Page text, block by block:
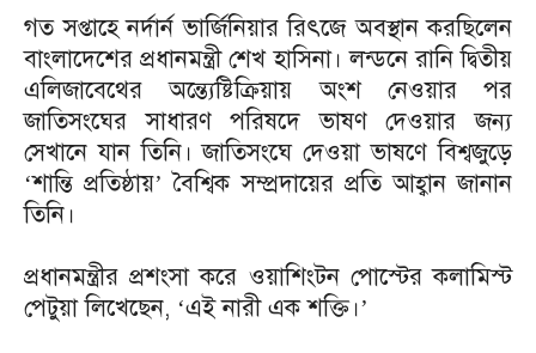
গত সপ্তাহে নর্দার্ন ভার্জিনিয়ার রিৎজে অবস্থান করছিলেন
বাংলাদেশের প্রধানমন্ত্রী শেখ হাসিনা। লন্ডনে রানি দ্বিতীয়
এলিজাবেথের অন্ত্যেষ্টিক্রিয়ায় অংশ নেওয়ার পর
জাতিসংঘের সাধারণ পরিষদে ভাষণ দেওয়ার জন্য
সেখানে যান তিনি। জাতিসংঘে দেওয়া ভাষণে বিশ্বজুড়ে
‘শান্তি প্রতিষ্ঠায়’ বৈশ্বিক সম্প্রদায়ের প্রতি আহ্বান জানান
তিনি।
প্রধানমন্ত্রীর প্রশংসা করে ওয়াশিংটন পোস্টের কলামিস্ট
পেটুয়া লিখেছেন, ‘এই নারী এক শক্তি।’